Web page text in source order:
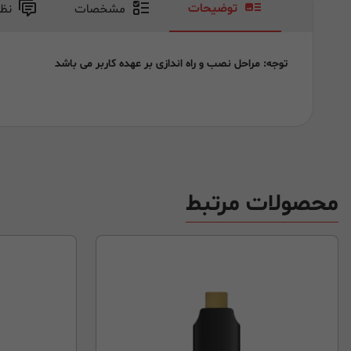
توضیحات مشخصات
توجه: مراحل نصب و راه اندازی بر عهده کاربر می باشد
محصولات مرتبط